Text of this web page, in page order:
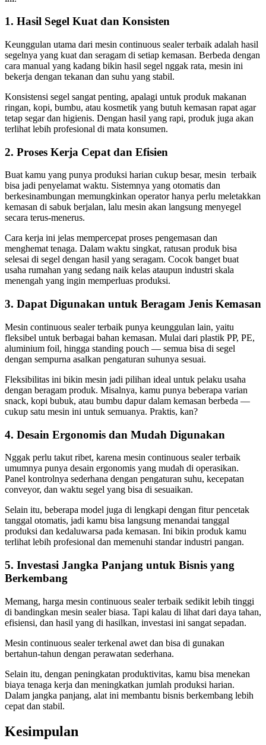
1. Hasil Segel Kuat dan Konsisten
Keunggulan utama dari mesin continuous sealer terbaik adalah hasil
segelnya yang kuat dan seragam di setiap kemasan. Berbeda dengan
cara manual yang kadang bikin hasil segel nggak rata, mesin ini
bekerja dengan tekanan dan suhu yang stabil.
Konsistensi segel sangat penting, apalagi untuk produk makanan
ringan, kopi, bumbu, atau kosmetik yang butuh kemasan rapat agar
tetap segar dan higienis. Dengan hasil yang rapi, produk juga akan
terlihat lebih profesional di mata konsumen.
2. Proses Kerja Cepat dan Efisien
Buat kamu yang punya produksi harian cukup besar, mesin terbaik
bisa jadi penyelamat waktu. Sistemnya yang otomatis dan
berkesinambungan memungkinkan operator hanya perlu meletakkan
kemasan di sabuk berjalan, lalu mesin akan langsung menyegel
secara terus-menerus.
Cara kerja ini jelas mempercepat proses pengemasan dan
menghemat tenaga. Dalam waktu singkat, ratusan produk bisa
selesai di segel dengan hasil yang seragam. Cocok banget buat
usaha rumahan yang sedang naik kelas ataupun industri skala
menengah yang ingin memperluas produksi.
3. Dapat Digunakan untuk Beragam Jenis Kemasan
Mesin continuous sealer terbaik punya keunggulan lain, yaitu
fleksibel untuk berbagai bahan kemasan. Mulai dari plastik PP, PE,
aluminium foil, hingga standing pouch — semua bisa di segel
dengan sempurna asalkan pengaturan suhunya sesuai.
Fleksibilitas ini bikin mesin jadi pilihan ideal untuk pelaku usaha
dengan beragam produk. Misalnya, kamu punya beberapa varian
snack, kopi bubuk, atau bumbu dapur dalam kemasan berbeda —
cukup satu mesin ini untuk semuanya. Praktis, kan?
4. Desain Ergonomis dan Mudah Digunakan
Nggak perlu takut ribet, karena mesin continuous sealer terbaik
umumnya punya desain ergonomis yang mudah di operasikan.
Panel kontrolnya sederhana dengan pengaturan suhu, kecepatan
conveyor, dan waktu segel yang bisa di sesuaikan.
Selain itu, beberapa model juga di lengkapi dengan fitur pencetak
tanggal otomatis, jadi kamu bisa langsung menandai tanggal
produksi dan kedaluwarsa pada kemasan. Ini bikin produk kamu
terlihat lebih profesional dan memenuhi standar industri pangan.
5. Investasi Jangka Panjang untuk Bisnis yang
Berkembang
Memang, harga mesin continuous sealer terbaik sedikit lebih tinggi
di bandingkan mesin sealer biasa. Tapi kalau di lihat dari daya tahan,
efisiensi, dan hasil yang di hasilkan, investasi ini sangat sepadan.
Mesin continuous sealer terkenal awet dan bisa di gunakan
bertahun-tahun dengan perawatan sederhana.
Selain itu, dengan peningkatan produktivitas, kamu bisa menekan
biaya tenaga kerja dan meningkatkan jumlah produksi harian.
Dalam jangka panjang, alat ini membantu bisnis berkembang lebih
cepat dan stabil.
Kesimpulan